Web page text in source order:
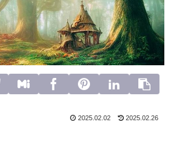
2025.02.02 2025.02.26